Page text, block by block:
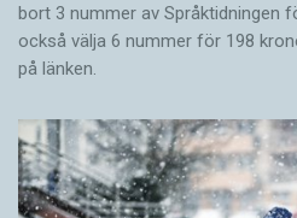
bort 3 nummer av Språktidningen
också välja 6 nummer för 198
på länken.